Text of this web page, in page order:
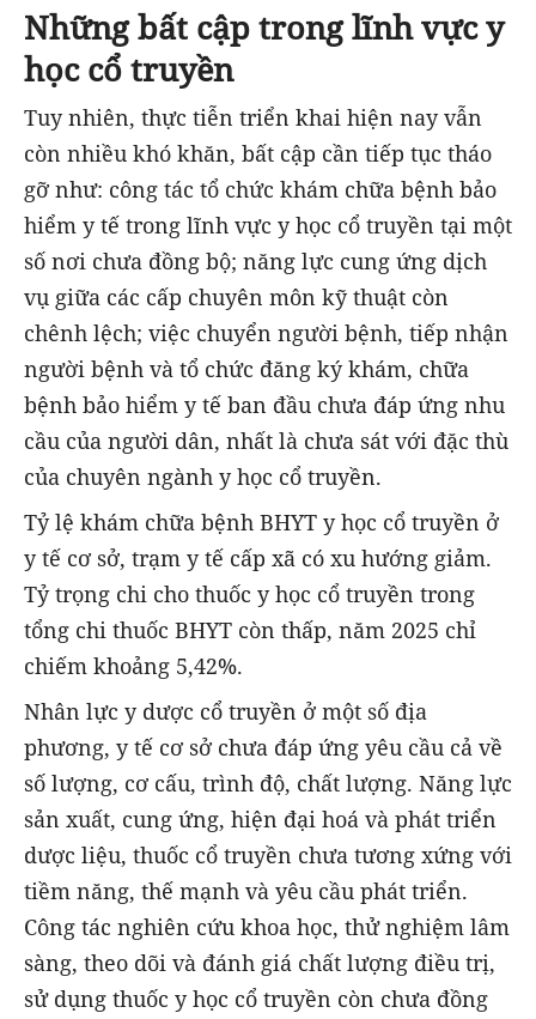
Những bất cập trong lĩnh vực y
học cổ truyền
Tuy nhiên, thực tiễn triển khai hiện nay vẫn
còn nhiều khó khăn, bất cập cần tiếp tục tháo
gỡ như: công tác tổ chức khám chữa bệnh bảo
hiểm y tế trong lĩnh vực y học cổ truyền tại một
số nơi chưa đồng bộ; năng lực cung ứng dịch
vụ giữa các cấp chuyên môn kỹ thuật còn
chênh lệch; việc chuyển người bệnh, tiếp nhận
người bệnh và tổ chức đăng ký khám, chữa
bệnh bảo hiểm y tế ban đầu chưa đáp ứng nhu
cầu của người dân, nhất là chưa sát với đặc thù
của chuyên ngành y học cổ truyền.
Tỷ lệ khám chữa bệnh BHYT y học cổ truyền ở
y tế cơ sở, trạm y tế cấp xã có xu hướng giảm.
Tỷ trọng chi cho thuốc y học cổ truyền trong
tổng chi thuốc BHYT còn thấp, năm 2025 chỉ
chiếm khoảng 5,42%.
Nhân lực y dược cổ truyền ở một số địa
phương, y tế cơ sở chưa đáp ứng yêu cầu cả về
số lượng, cơ cấu, trình độ, chất lượng. Năng lực
sản xuất, cung ứng, hiện đại hoá và phát triển
dược liệu, thuốc cổ truyền chưa tương xứng với
tiềm năng, thế mạnh và yêu cầu phát triển.
Công tác nghiên cứu khoa học, thử nghiệm lâm
sàng, theo dõi và đánh giá chất lượng điều trị,
sử dụng thuốc y học cổ truyền còn chưa đồng